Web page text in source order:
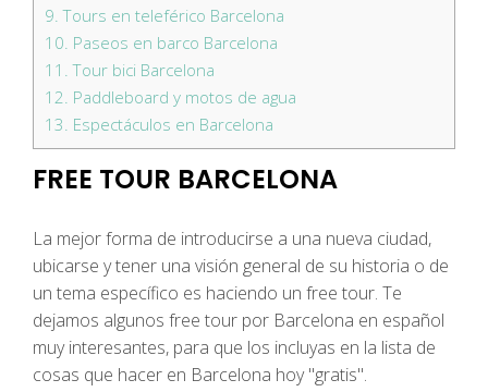
9. Tours en teleférico Barcelona
10. Paseos en barco Barcelona
11. Tour bici Barcelona
12. Paddleboard y motos de agua
13. Espectáculos en Barcelona
FREE TOUR BARCELONA
La mejor forma de introducirse a una nueva ciudad,
ubicarse y tener una visión general de su historia o de
un tema específico es haciendo un free tour. Te
dejamos algunos free tour por Barcelona en español
muy interesantes, para que los incluyas en la lista de
cosas que hacer en Barcelona hoy ''gratis''.